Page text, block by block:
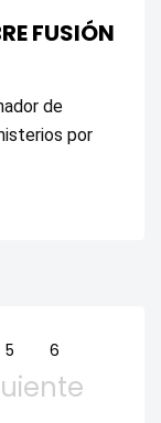
FUSIÓN
de
por
5
6